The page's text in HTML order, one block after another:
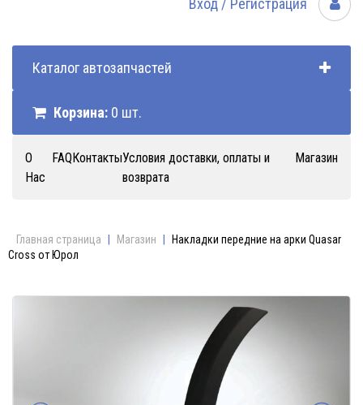
Вход / Регистрация
Каталог автозапчастей
Корзина: 0 шт.
О
Нас
FAQКонтактыУсловия доставки, оплаты и
возврата
Магазин
Главная страница Магазин
Накладки передние на арки Quasar
Cross от Юрол